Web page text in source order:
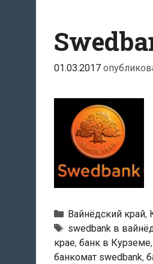
01.03.2017
Рубрики
Вайнёдский край,
Тэги
swedbank в
крае, банк в Курземе,
банкомат swedbank,